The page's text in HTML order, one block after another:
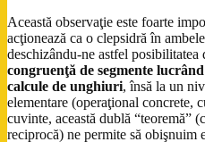
Această observaţie este foarte
acţionează ca o clepsidră în
deschizându-ne astfel posibilitatea
congruenţă de segmente
calcule de unghiuri, însă la un
elementare (operaţional concrete,
cuvinte, această dublă “teoremă”
reciprocă) ne permite să obişnuim